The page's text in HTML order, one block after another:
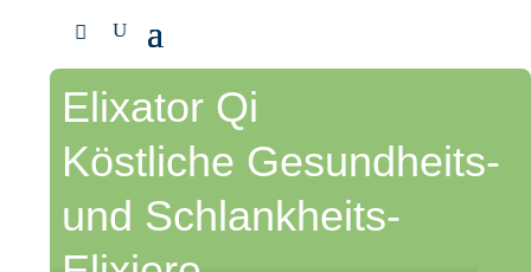
Elixator Qi
Köstliche Gesundheits-
und Schlankheits-